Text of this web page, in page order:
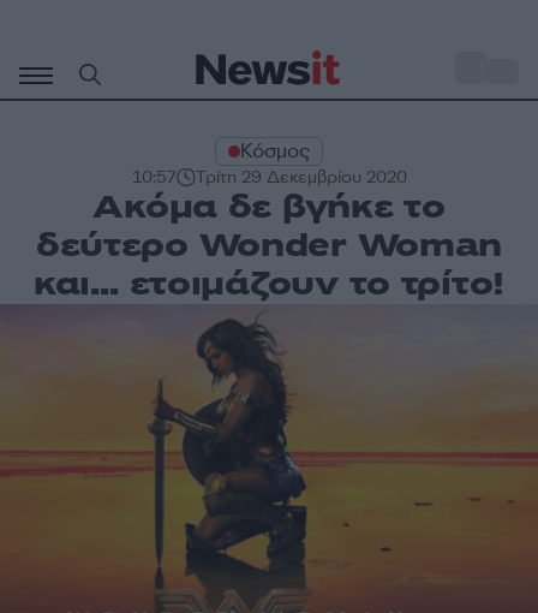
περιεχόμενο
Κόσμος
10:57 Τρίτη 29 Δεκεμβρίου 2020
Ακόμα δε βγήκε το
δεύτερο Wonder Woman
και… ετοιμάζουν το τρίτο!